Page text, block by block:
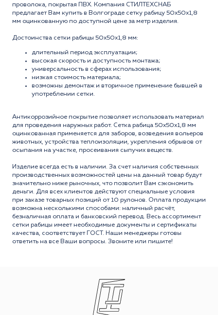
проволока, покрытая ПВХ. Компания СТИЛТЕХСНАБ
предлагает Вам купить в Волгограде сетку рабицу 50x50x1,8
мм оцинкованную по доступной цене за метр изделия.
Достоинства сетки рабицы 50x50x1,8 мм:
длительный период эксплуатации;
высокая скорость и доступность монтажа;
универсальность в сферах использования;
низкая стоимость материала;
возможны демонтаж и вторичное применение бывшей в
употреблении сетки.
Антикоррозийное покрытие позволяет использовать материал
для проведения наружных работ. Сетка рабица 50x50x1,8 мм
оцинкованная применяется для заборов, возведения вольеров
животных, устройства теплоизоляции, укрепления обрывов от
осыпания на участке, просеивания сыпучих веществ.
Изделие всегда есть в наличии. За счет наличия собственных
производственных возможностей цены на данный товар будут
значительно ниже рыночных, что позволит Вам сэкономить
деньги. Для всех клиентов действуют специальные условия
при заказе товарных позиций от 10 рулонов. Оплата продукции
возможна несколькими способами: наличный расчёт,
безналичная оплата и банковский перевод. Весь ассортимент
сетки рабицы имеет необходимые документы и сертификаты
качества, соответствует ГОСТ. Наши менеджеры готовы
ответить на все Ваши вопросы. Звоните или пишите!